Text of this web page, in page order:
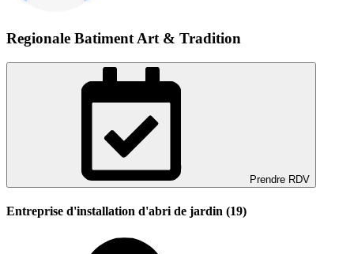
Regionale Batiment Art & Tradition
Prendre RDV
Entreprise d'installation d'abri de jardin (19)